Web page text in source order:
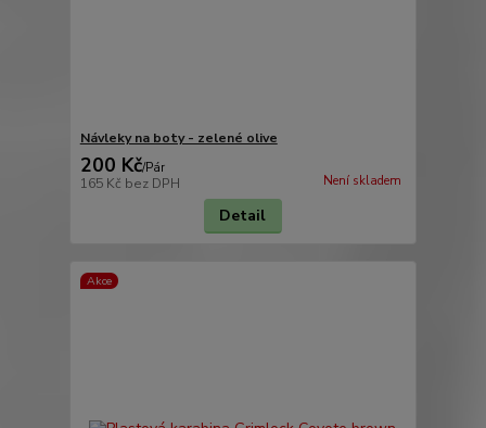
Návleky na boty - zelené olive
200 Kč/Pár
165 Kč bez DPH Není skladem
Detail
Akce